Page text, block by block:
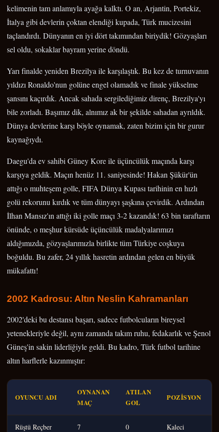
kelimenin tam anlamıyla ayağa kalktı. O an, Arjantin, Portekiz,
İtalya gibi devlerin çoktan elendiği kupada, Türk mucizesini
taçlandırdı. Dünyanın en iyi dört takımından biriydik! Gözyaşları
sel oldu, sokaklar bayram yerine döndü.
Yarı finalde yeniden Brezilya ile karşılaştık. Bu kez de turnuvanın
yıldızı Ronaldo'nun golüne engel olamadık ve finale yükselme
şansını kaçırdık. Ancak sahada sergilediğimiz direnç, Brezilya'yı
bile zorladı. Başımız dik, alnımız ak bir şekilde sahadan ayrıldık.
Dünya devlerine karşı böyle oynamak, zaten bizim için bir gurur
kaynağıydı.
Daegu'da ev sahibi Güney Kore ile üçüncülük maçında karşı
karşıya geldik. Maçın henüz 11. saniyesinde! Hakan Şükür'ün
attığı o muhteşem golle, FIFA Dünya Kupası tarihinin en hızlı
golü rekorunu kırdık ve tüm dünyayı şaşkına çevirdik. Ardından
İlhan Mansız'ın attığı iki golle maçı 3-2 kazandık! 63 bin taraftarın
önünde, o meşhur kürsüde üçüncülük madalyalarımızı
aldığımızda, gözyaşlarımızla birlikte tüm Türkiye coşkuya
boğuldu. Bu zafer, 24 yıllık hasretin ardından gelen en büyük
mükafattı!
2002 Kadrosu: Altın Neslin Kahramanları
2002'deki bu destansı başarı, sadece futbolcuların bireysel
yetenekleriyle değil, aynı zamanda takım ruhu, fedakarlık ve Şenol
Güneş'in sakin liderliğiyle geldi. Bu kadro, Türk futbol tarihine
altın harflerle kazınmıştır:
OYUNCU ADI
OYNANAN
MAÇ
ATILAN
GOL
POZISYON
Rüştü Reçber 7 0 Kaleci